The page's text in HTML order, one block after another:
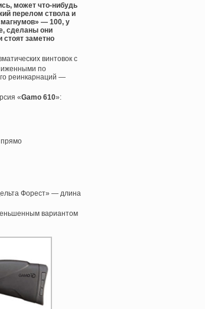
может что-нибудь
перелом ствола и
— 100, у
сделаны они
стоят заметно
винтовок с
по
реинкарнаций —
«Gamo 610»:
прямо
Форест» — длина
вариантом